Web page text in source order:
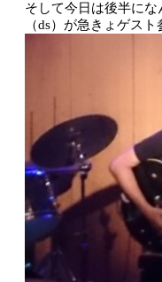
そして今日は後半にな
（ds）が急きょゲス